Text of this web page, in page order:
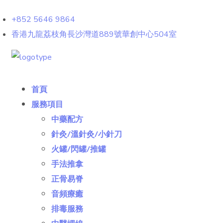
+852 5646 9864
香港九龍荔枝角長沙灣道889號華創中心504室
首頁
服務項目
中藥配方
針灸/溫針灸/小針刀
火罐/閃罐/推罐
手法推拿
正骨易脊
⾳頻療癒
排毒服務